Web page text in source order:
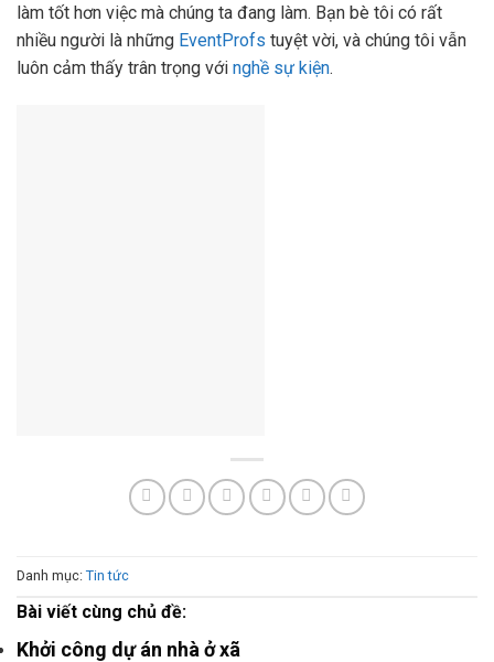
làm tốt hơn việc mà chúng ta đang làm. Bạn bè tôi có rất
nhiều người là những EventProfs tuyệt vời, và chúng tôi vẫn
luôn cảm thấy trân trọng với nghề sự kiện.
Danh mục: Tin tức
Bài viết cùng chủ đề:
Khởi công dự án nhà ở xã